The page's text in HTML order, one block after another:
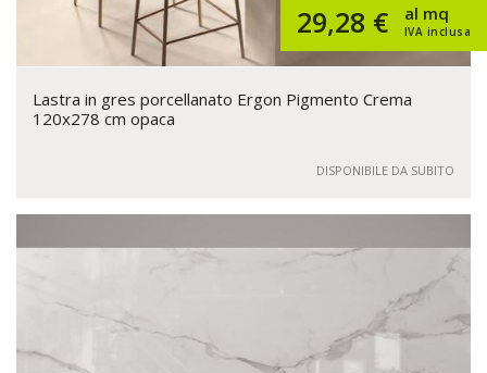
29,28 € IVA inclusa
al mq
Lastra in gres porcellanato Ergon Pigmento Crema
120x278 cm opaca
DISPONIBILE DA SUBITO